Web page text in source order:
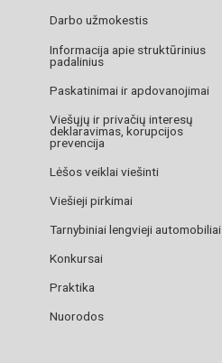
Darbo užmokestis
Informacija apie struktūrinius
padalinius
Paskatinimai ir apdovanojimai
Viešųjų ir privačių interesų
deklaravimas, korupcijos
prevencija
Lėšos veiklai viešinti
Viešieji pirkimai
Tarnybiniai lengvieji automobiliai
Konkursai
Praktika
Nuorodos